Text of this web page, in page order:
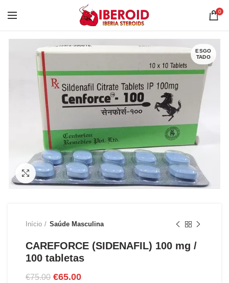
0
ESGO
TADO
Clique para ampliar
Início Saúde Masculina
CAREFORCE (SIDENAFIL) 100 mg /
100 tabletas
€75.00 O
€65.00O